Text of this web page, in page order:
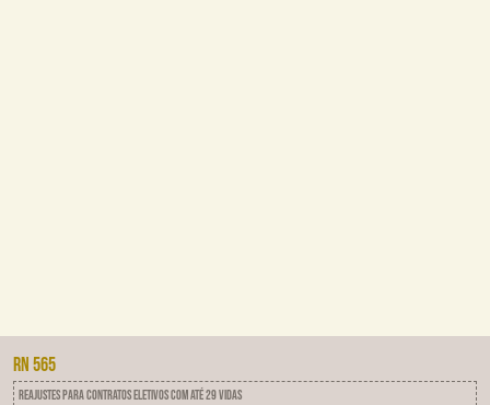
RN 565
Reajustes para contratos eletivos com até 29 vidas